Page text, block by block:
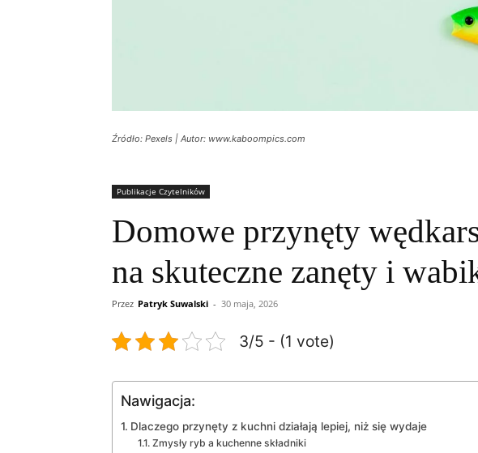
Źródło: Pexels | Autor: www.kaboompics.com
Publikacje Czytelników
Domowe przynęty
na skuteczne zanęty i
Przez Patryk Suwalski - 30 maja, 2026
3/5 - (1 vote)
Nawigacja:
Dlaczego przynęty z kuchni działają lepiej, niż się wydaje
Zmysły ryb a kuchenne składniki